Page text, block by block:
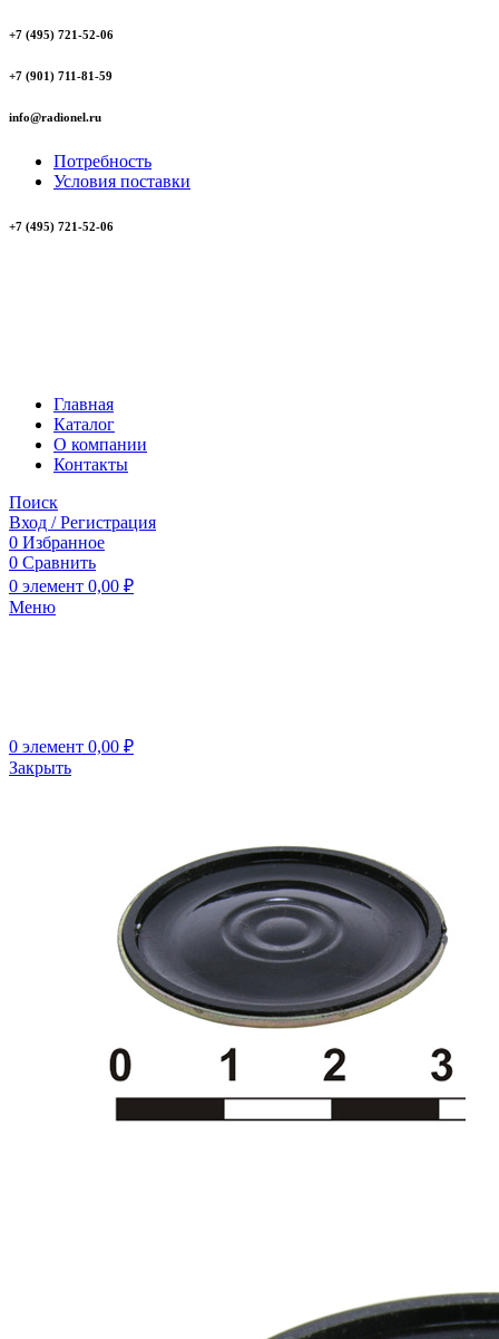
+7 (495) 721-52-06
+7 (901) 711-81-59
info@radionel.ru
Потребность
Условия поставки
+7 (495) 721-52-06
Главная
Каталог
О компании
Контакты
Поиск
Вход / Регистрация
0 Избранное
0 Сравнить
0 элемент 0,00 ₽
Меню
0 элемент 0,00 ₽
Закрыть